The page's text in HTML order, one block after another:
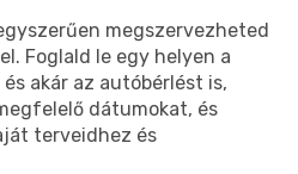
megszervezheted
Foglald le egy helyen a
akár az autóbérlést is,
dátumokat, és
terveidhez és